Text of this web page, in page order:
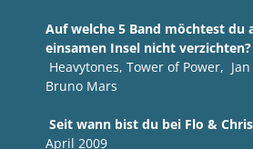
Auf welche 5 Band möchtest du
einsamen Insel nicht verzichten?
Heavytones, Tower of Power,
Bruno Mars
Seit wann bist du bei Flo &
April 2009